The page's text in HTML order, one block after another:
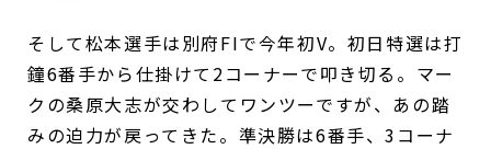
そして松本選手は別府FIで今年初V。初日特選は打
鐘6番手から仕掛けて2コーナーで叩き切る。マー
クの桑原大志が交わしてワンツーですが、あの踏
みの迫力が戻ってきた。準決勝は6番手、3コーナ